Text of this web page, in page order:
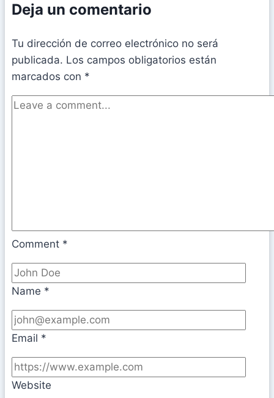
Deja un comentario
Tu dirección de correo electrónico no será
publicada. Los campos obligatorios están
marcados con *
Comment *
Name *
Email *
Website